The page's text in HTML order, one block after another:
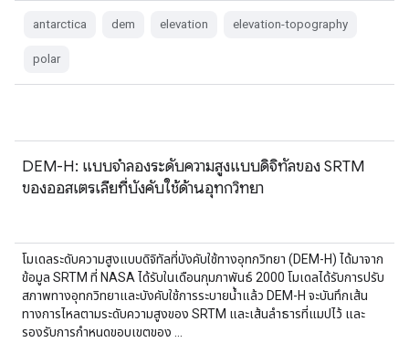
antarctica dem elevation elevation-topography
polar
DEM-H: แบบจำลองระดับความสูงแบบดิจิทัลของ SRTM
ของออสเตรเลียที่บังคับใช้ด้านอุทกวิทยา
โมเดลระดับความสูงแบบดิจิทัลที่บังคับใช้ทางอุทกวิทยา (DEM-H) ได้มาจาก
ข้อมูล SRTM ที่ NASA ได้รับในเดือนกุมภาพันธ์ 2000 โมเดลได้รับการปรับ
สภาพทางอุทกวิทยาและบังคับใช้การระบายน้ำแล้ว DEM-H จะบันทึกเส้น
ทางการไหลตามระดับความสูงของ SRTM และเส้นลำธารที่แมปไว้ และ
รองรับการกำหนดขอบเขตของ …